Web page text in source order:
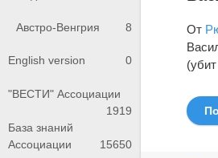
Австро-Венгрия 8
English version 0
"ВЕСТИ" Ассоциации
1919
База знаний
Ассоциации
15650
От